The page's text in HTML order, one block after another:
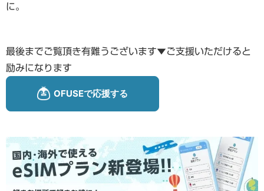
に。
最後までご覧頂き有難うございます▼ご支援いただけると
励みになります